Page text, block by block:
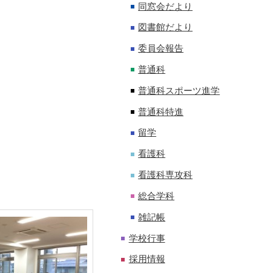
同窓会だより
図書館だより
委員会報告
普通科
普通科スポーツ進学
普通科特進
留学
看護科
看護科専攻科
総合学科
雑記帳
学校行事
採用情報